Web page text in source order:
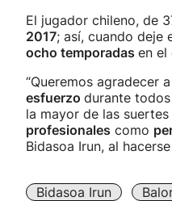
El jugador chileno, de
2017; así, cuando deje
ocho temporadas en el
“Queremos agradecer
esfuerzo durante
la mayor de las
profesionales como
Bidasoa Irun, al
Bidasoa Irun